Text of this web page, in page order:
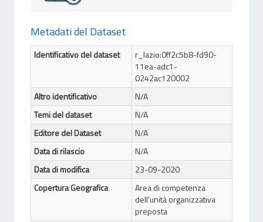
Metadati del Dataset
Identificativo del dataset
r_lazio:0ff2c5b8-fd90-
11ea-adc1-
0242ac120002
Altro identificativo
N/A
Temi del dataset
N/A
Editore del Dataset
N/A
Data di rilascio
N/A
Data di modifica
23-09-2020
Copertura Geografica
Area di competenza
dell'unità organizzativa
preposta